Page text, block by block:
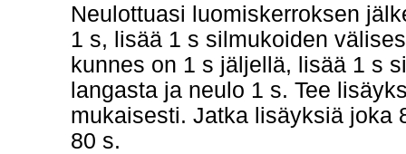
Neulottuasi luomiskerroksen
1 s, lisää 1 s silmukoiden
kunnes on 1 s jäljellä, lisää 1 s
langasta ja neulo 1 s. Tee
mukaisesti. Jatka lisäyksiä joka
80 s.